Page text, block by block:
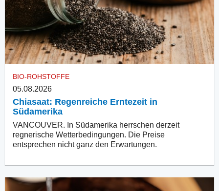
BIO-ROHSTOFFE
05.08.2026
Chiasaat: Regenreiche Erntezeit in
Südamerika
VANCOUVER. In Südamerika herrschen derzeit
regnerische Wetterbedingungen. Die Preise
entsprechen nicht ganz den Erwartungen.